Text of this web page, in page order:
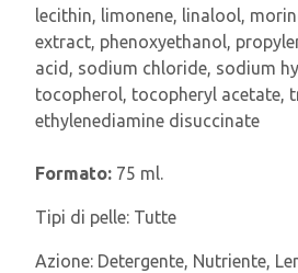
lecithin, limonene, linalool,
extract, phenoxyethanol,
acid, sodium chloride, sodium
tocopherol, tocopheryl acetate,
ethylenediamine disuccinate
Formato: 75 ml.
Tipi di pelle: Tutte
Azione: Detergente, Nutriente,